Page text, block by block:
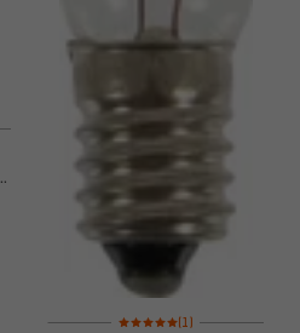
Note moyenne : 5 sur 5
(1)